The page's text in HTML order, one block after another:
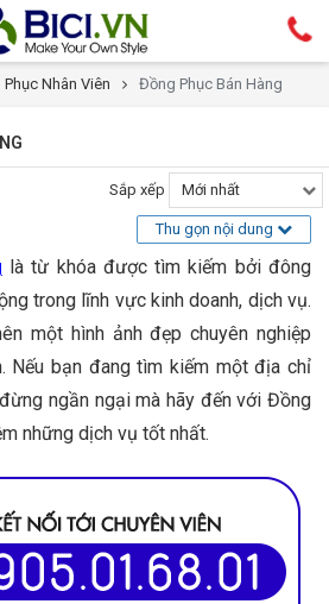
Nhân Viên Đồng Phục Bán Hàng
Sắp xếp Mới nhất
Thu gọn nội dung
là từ khóa được tìm kiếm bởi đông
trong lĩnh vực kinh doanh, dịch vụ.
một hình ảnh đẹp chuyên nghiệp
Nếu bạn đang tìm kiếm một địa chỉ
ngần ngại mà hãy đến với Đồng
những dịch vụ tốt nhất.